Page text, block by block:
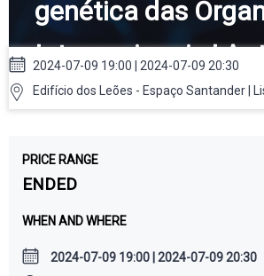
genética das
Internacionais |
Vitorino
2024-07-09 19:00 | 2024-07-09 20:30
Edifício dos Leões - Espaço Santander |
PRICE RANGE
ENDED
WHEN AND WHERE
2024-07-09 19:00 | 2024-07-09 20:30